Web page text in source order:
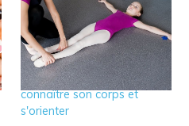
11 – Jeux pour éveiller
l’axe corporel
connaître son corps et
s'orienter